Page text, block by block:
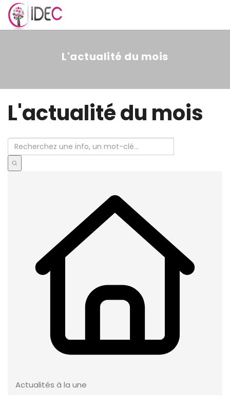
MENU
L'actualité du mois
L'actualité du mois
Actualités à la une